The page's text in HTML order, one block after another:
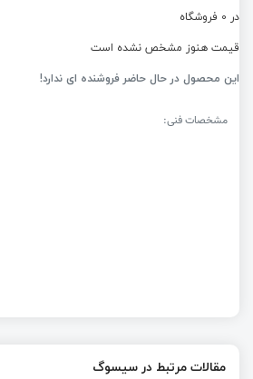
در 0 فروشگاه
قیمت هنوز مشخص نشده است
این محصول در حال حاضر فروشنده ای ندارد!
مشخصات فنی:
مقالات مرتبط در سیسوگ